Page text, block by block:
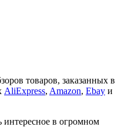
товаров, заказанных в
AliExpress, Amazon, Ebay и
интересное в огромном